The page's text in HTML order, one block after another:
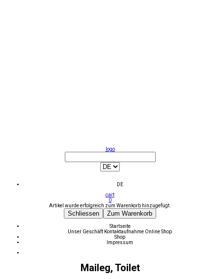
logo
DE
cart
0
Artikel wurde erfolgreich zum Warenkorb hinzugefügt.
Schliessen Zum Warenkorb
Startseite
Unser Geschäft Kontaktaufnahme Online Shop
Shop
Impressum
Maileg, Toilet